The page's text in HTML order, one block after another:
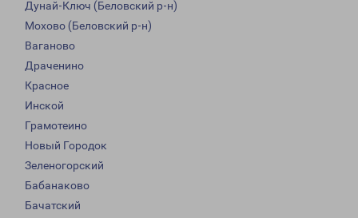
Дунай-Ключ (Беловский р-н)
Мохово (Беловский р-н)
Ваганово
Драченино
Красное
Инской
Грамотеино
Новый Городок
Зеленогорский
Бабанаково
Бачатский